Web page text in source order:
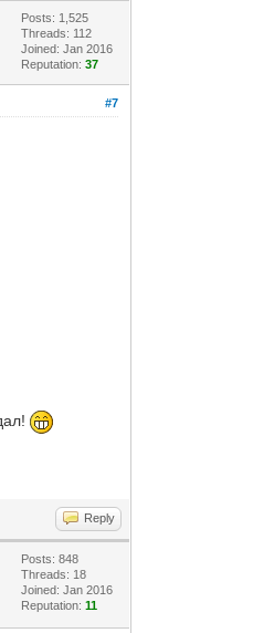
Posts: 1,525
Threads: 112
Joined: Jan 2016
Reputation:37
#7
Reply
Posts: 848
Threads: 18
Joined: Jan 2016
Reputation:11